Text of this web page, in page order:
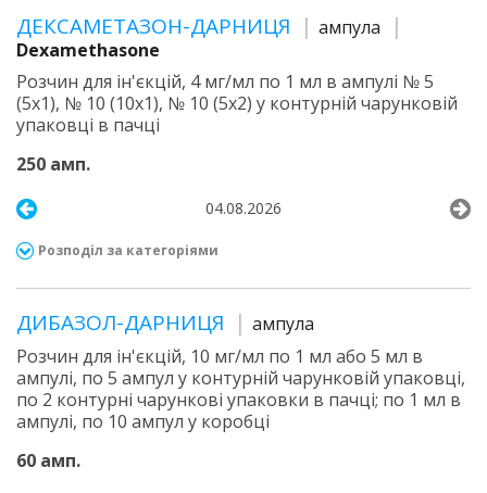
ДЕКСАМЕТАЗОН-ДАРНИЦЯ
ампула
Dexamethasone
Розчин для ін'єкцій, 4 мг/мл по 1 мл в ампулі № 5
(5х1), № 10 (10х1), № 10 (5х2) у контурній чарунковій
упаковці в пачці
250 амп.
04.08.2026
Розподіл за категоріями
ДИБАЗОЛ-ДАРНИЦЯ
ампула
Розчин для ін'єкцій, 10 мг/мл по 1 мл або 5 мл в
ампулі, по 5 ампул у контурній чарунковій упаковці,
по 2 контурні чарункові упаковки в пачці; по 1 мл в
ампулі, по 10 ампул у коробці
60 амп.